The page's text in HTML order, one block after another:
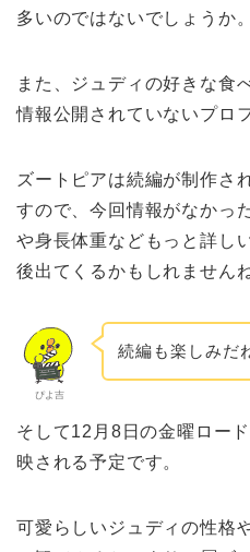
多いのではないでしょうか。
また、ジュディの好きな食
情報公開されていないプロ
ズートピアは続編が制作さ
すので、今回情報がなかっ
や身長体重などもっと詳し
後出てくるかもしれません
ぴよ吉
続編も楽しみだ
そして12月8日の金曜ロー
映される予定です。
可愛らしいジュディの性格